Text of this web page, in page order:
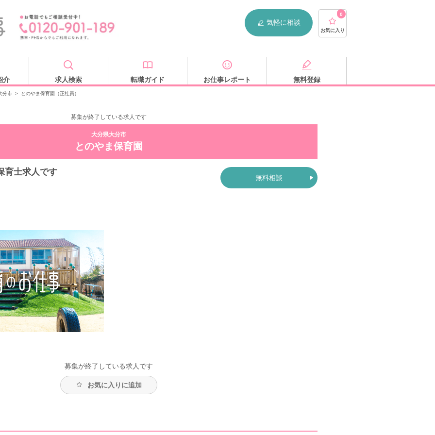
気軽に相談
0
お気に入り
介 求人検索 転職ガイド お仕事レポート 無料登録
分市 > とのやま保育園（正社員）
募集が終了している求人です
大分県大分市
とのやま保育園
育士求人です
無料相談
募集が終了している求人です
お気に入りに追加